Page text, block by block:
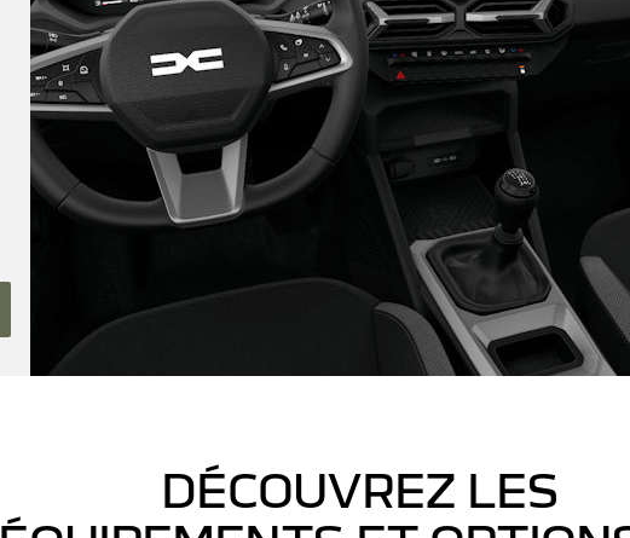
DÉCOUVREZ LES